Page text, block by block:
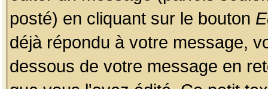
posté) en cliquant sur le bouton
déjà répondu à votre message,
dessous de votre message en